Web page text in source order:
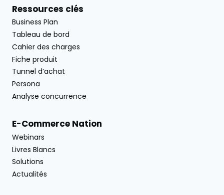
Ressources clés
Business Plan
Tableau de bord
Cahier des charges
Fiche produit
Tunnel d’achat
Persona
Analyse concurrence
E-Commerce Nation
Webinars
Livres Blancs
Solutions
Actualités